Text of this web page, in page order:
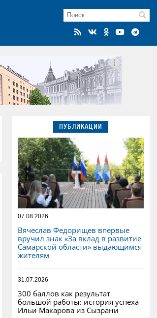
ПУБЛИКАЦИИ
07.08.2026
Вячеслав Федорищев впервые
вручил знак «За вклад в развитие
Самарской области» выдающимся
жителям
31.07.2026
300 баллов как результат
большой работы: история успеха
Ильи Макарова из Сызрани